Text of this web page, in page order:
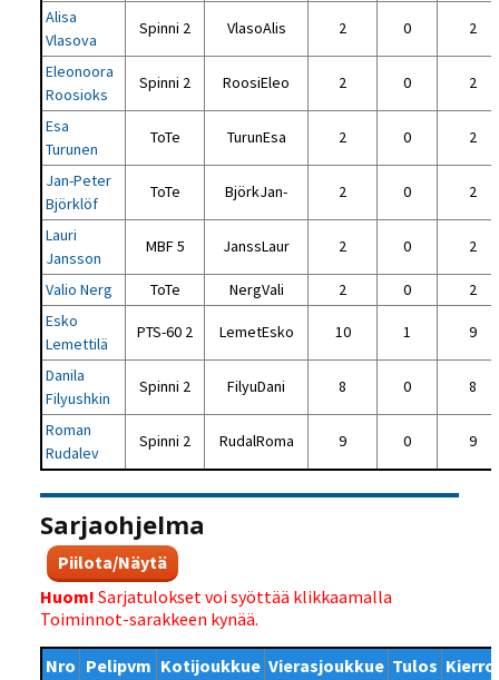
Alisa
Vlasova
Spinni 2 VlasoAlis 2 0 2
Eleonoora
Roosioks
Spinni 2 RoosiEleo 2 0 2
Esa
Turunen
ToTe TurunEsa 2 0 2
Jan-Peter
Björklöf
ToTe BjörkJan- 2 0 2
Lauri
Jansson
MBF 5 JanssLaur 2 0 2
Valio Nerg ToTe NergVali 2 0
2
Esko
Lemettilä
PTS-60 2 LemetEsko 10 1 9
Danila
Filyushkin
Spinni 2 FilyuDani 8 0 8
Roman
Rudalev
Spinni 2 RudalRoma 9 0 9
Sarjaohjelma
Piilota/Näytä
Huom! Sarjatulokset voi syöttää klikkaamalla
Toiminnot-sarakkeen kynää.
Nro Pelipvm Kotijoukkue Vierasjoukkue Tulos